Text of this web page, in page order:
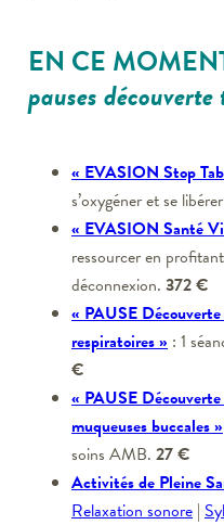
EN CE
pauses
« EVASION Stop
s’oxygéner et se
« EVASION Santé
ressourcer en
déconnexion. 372 €
« PAUSE
respiratoires » : 1
€
« PAUSE
muqueuses buccales »
soins AMB. 27 €
Activités de Pleine
Relaxation sonore |